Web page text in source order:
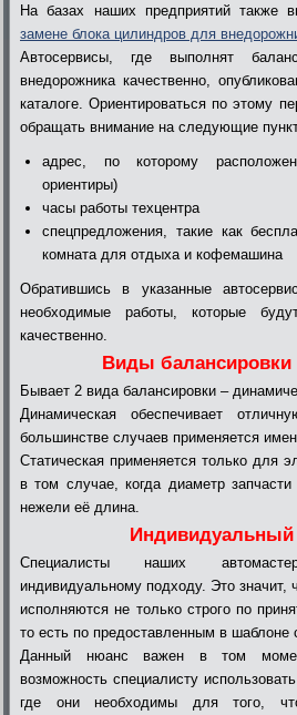
На базах наших предприятий также
замене блока цилиндров для
Автосервисы, где выполнят
внедорожника качественно,
каталоге. Ориентироваться по этому
обращать внимание на следующие
адрес, по которому
ориентиры)
часы работы техцентра
спецпредложения, такие как
комната для отдыха и кофемашина
Обратившись в указанные
необходимые работы, которые
качественно.
Виды балансировки
Бывает 2 вида балансировки –
Динамическая обеспечивает
большинстве случаев применяется
Статическая применяется только для
в том случае, когда диаметр
нежели её длина.
Индивидуальный
Специалисты наших
индивидуальному подходу. Это значит,
исполняются не только строго по
то есть по предоставленным в шаблоне
Данный нюанс важен в том
возможность специалисту
где они необходимы для того,